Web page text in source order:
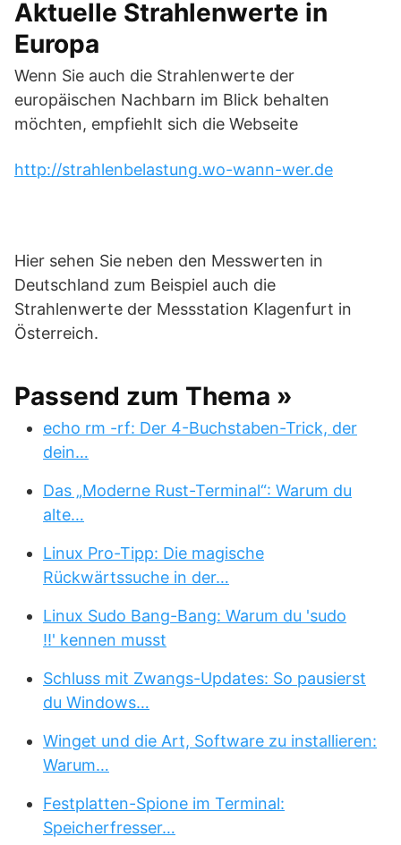
Aktuelle Strahlenwerte in
Europa
Wenn Sie auch die Strahlenwerte der
europäischen Nachbarn im Blick behalten
möchten, empfiehlt sich die Webseite
http://strahlenbelastung.wo-wann-wer.de
Hier sehen Sie neben den Messwerten in
Deutschland zum Beispiel auch die
Strahlenwerte der Messstation Klagenfurt in
Österreich.
Passend zum Thema »
echo rm -rf: Der 4-Buchstaben-Trick, der
dein…
Das „Moderne Rust-Terminal“: Warum du
alte…
Linux Pro-Tipp: Die magische
Rückwärtssuche in der…
Linux Sudo Bang-Bang: Warum du 'sudo
!!' kennen musst
Schluss mit Zwangs-Updates: So pausierst
du Windows…
Winget und die Art, Software zu installieren:
Warum…
Festplatten-Spione im Terminal:
Speicherfresser…